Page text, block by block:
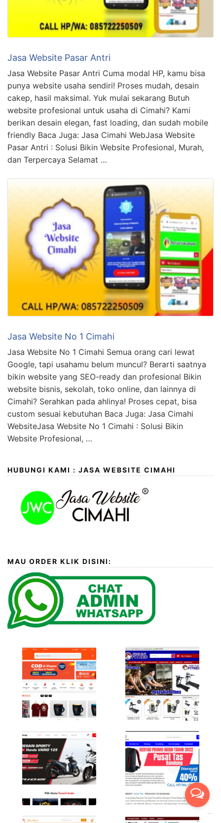
Jasa Website Pasar Antri
Jasa Website Pasar Antri Cuma modal HP, kamu bisa
punya website usaha sendiri! Proses mudah, desain
cakep, hasil maksimal. Yuk mulai sekarang Butuh
website profesional untuk usaha di Cimahi? Kami
berikan desain elegan, fast loading, dan sudah mobile
friendly Baca Juga: Jasa Cimahi WebJasa Website
Pasar Antri : Solusi Bikin Website Profesional, Murah,
dan Terpercaya Selamat …
Jasa Website No 1 Cimahi
Jasa Website No 1 Cimahi Semua orang cari lewat
Google, tapi usahamu belum muncul? Berarti saatnya
bikin website yang SEO-ready dan profesional Bikin
website bisnis, sekolah, toko online, dan lainnya di
Cimahi? Serahkan pada ahlinya! Proses cepat, bisa
custom sesuai kebutuhan Baca Juga: Jasa Cimahi
WebsiteJasa Website No 1 Cimahi : Solusi Bikin
Website Profesional, …
HUBUNGI KAMI : JASA WEBSITE CIMAHI
MAU ORDER KLIK DISINI: